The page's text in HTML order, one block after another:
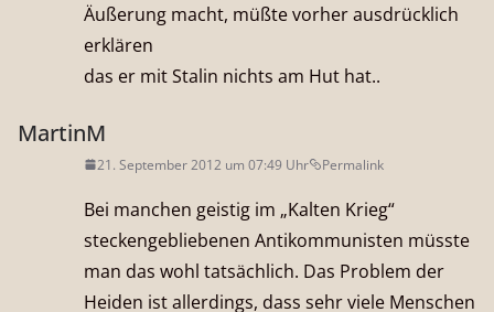
Äußerung macht, müßte vorher ausdrücklich
erklären
das er mit Stalin nichts am Hut hat..
MartinM
21. September 2012 um 07:49 Uhr Permalink
Bei manchen geistig im „Kalten Krieg“
steckengebliebenen Antikommunisten müsste
man das wohl tatsächlich. Das Problem der
Heiden ist allerdings, dass sehr viele Menschen